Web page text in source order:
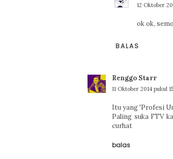
12 Oktober
ok ok,
BALAS
Renggo Starr
11 Oktober 2014 pukul
Itu yang 'Profesi
Paling suka FTV
curhat
balas